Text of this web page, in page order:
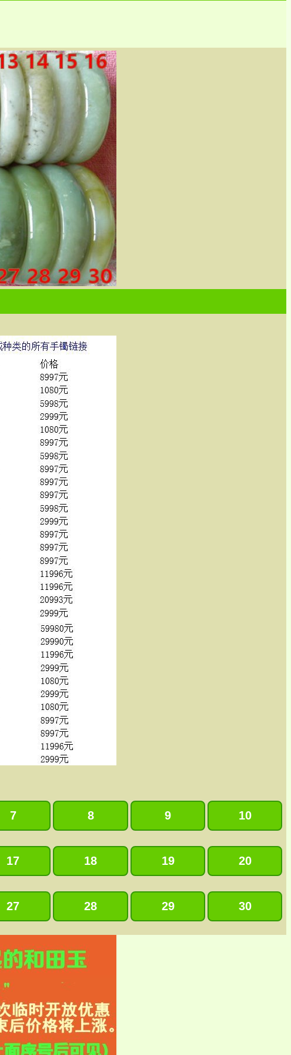
7 8 9 10
17 18 19 20
27 28 29 30